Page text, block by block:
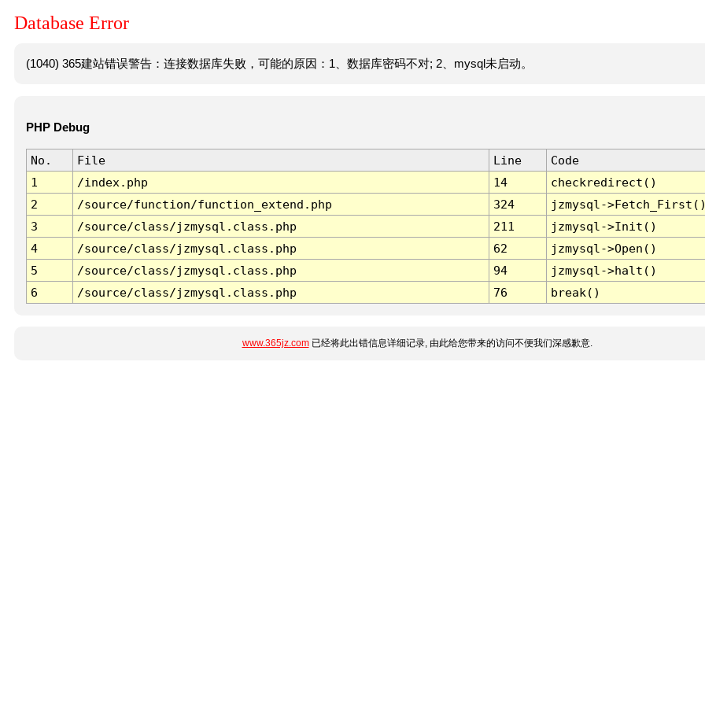
Database Error
(1040) 365建站错误警告：连接数据库失败，可能的原因：1、数据库密码不对; 2、mysql未启动。
PHP Debug
No. File Line
Code
1
/index.php 14
checkredirect()
2
/source/function/function_extend.php 324
jzmysql-
3
/source/class/jzmysql.class.php 211
jzmysql->Init()
4
/source/class/jzmysql.class.php 62
jzmysql->Open()
5
/source/class/jzmysql.class.php 94
jzmysql->halt()
6
/source/class/jzmysql.class.php 76 break()
www.365jz.com已经将此出错信息详细记录, 由此给您带来的访问不便我们深感歉意.